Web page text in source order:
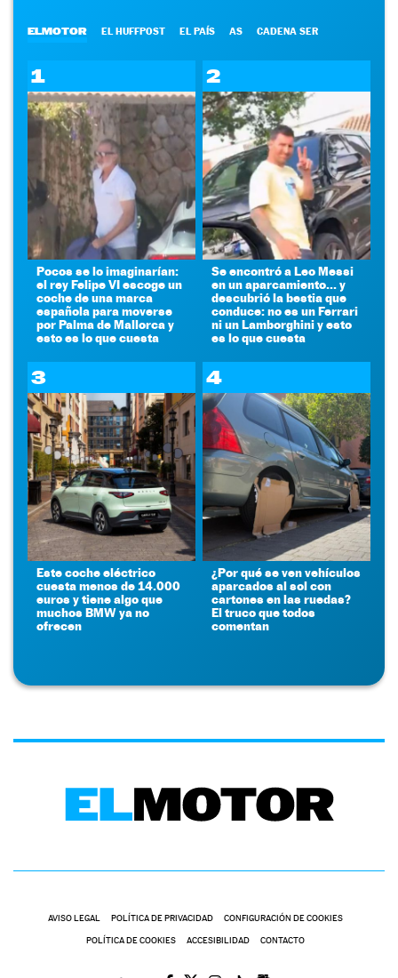
ELMOTOR EL HUFFPOST EL PAÍS AS CADENA SER
1
Pocos se lo imaginarían:
el rey Felipe VI escoge un
coche de una marca
española para moverse
por Palma de Mallorca y
esto es lo que cuesta
2
Se encontró a Leo Messi
en un aparcamiento... y
descubrió la bestia que
conduce: no es un Ferrari
ni un Lamborghini y esto
es lo que cuesta
3
Este coche eléctrico
cuesta menos de 14.000
euros y tiene algo que
muchos BMW ya no
ofrecen
4
¿Por qué se ven vehículos
aparcados al sol con
cartones en las ruedas?
El truco que todos
comentan
AVISO LEGAL POLÍTICA DE PRIVACIDAD CONFIGURACIÓN DE COOKIES
POLÍTICA DE COOKIES ACCESIBILIDAD CONTACTO